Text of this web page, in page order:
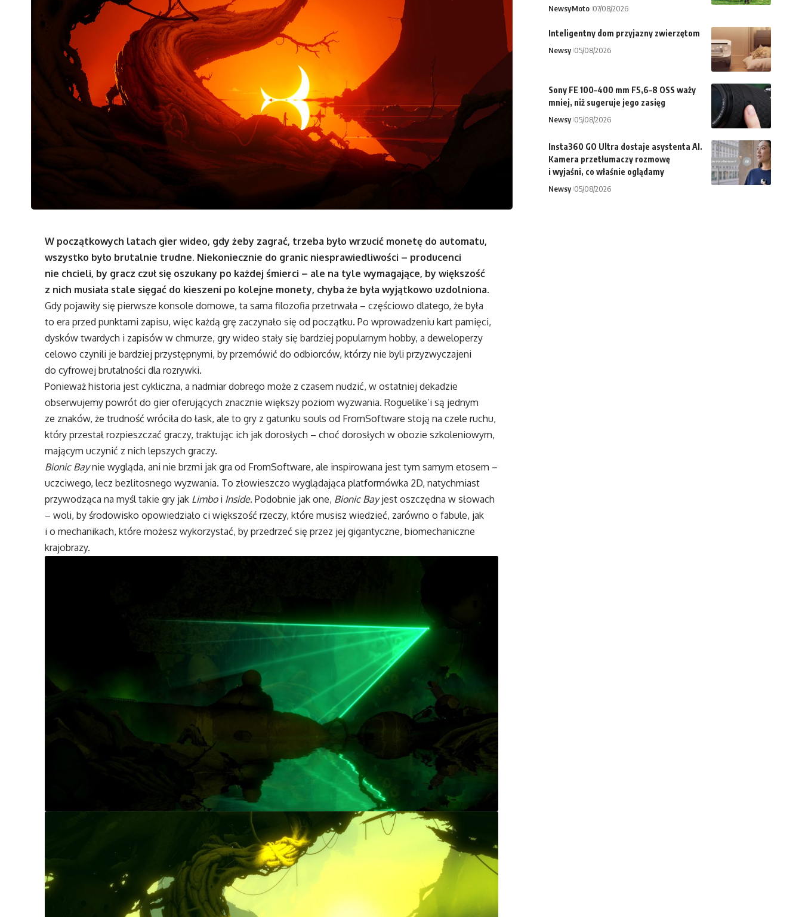
W początkowych latach gier wideo, gdy żeby zagrać, trzeba było wrzucić monetę do automatu,
wszystko było brutalnie trudne. Niekoniecznie do granic niesprawiedliwości – producenci
nie chcieli, by gracz czuł się oszukany po każdej śmierci – ale na tyle wymagające, by większość
z nich musiała stale sięgać do kieszeni po kolejne monety, chyba że była wyjątkowo uzdolniona.
Gdy pojawiły się pierwsze konsole domowe, ta sama filozofia przetrwała – częściowo dlatego, że była
to era przed punktami zapisu, więc każdą grę zaczynało się od początku. Po wprowadzeniu kart pamięci,
dysków twardych i zapisów w chmurze, gry wideo stały się bardziej popularnym hobby, a deweloperzy
celowo czynili je bardziej przystępnymi, by przemówić do odbiorców, którzy nie byli przyzwyczajeni
do cyfrowej brutalności dla rozrywki.
Ponieważ historia jest cykliczna, a nadmiar dobrego może z czasem nudzić, w ostatniej dekadzie
obserwujemy powrót do gier oferujących znacznie większy poziom wyzwania. Roguelike’i są jednym
ze znaków, że trudność wróciła do łask, ale to gry z gatunku souls od FromSoftware stoją na czele ruchu,
który przestał rozpieszczać graczy, traktując ich jak dorosłych – choć dorosłych w obozie szkoleniowym,
mającym uczynić z nich lepszych graczy.
Bionic Baynie wygląda, ani nie brzmi jak gra od FromSoftware, ale inspirowana jest tym samym etosem –
uczciwego, lecz bezlitosnego wyzwania. To złowieszczo wyglądająca platformówka 2D, natychmiast
przywodząca na myśl takie gry jak Limboi Inside. Podobnie jak one, Bionic Bayjest oszczędna w słowach
– woli, by środowisko opowiedziało ci większość rzeczy, które musisz wiedzieć, zarówno o fabule, jak
i o mechanikach, które możesz wykorzystać, by przedrzeć się przez jej gigantyczne, biomechaniczne
krajobrazy.
NewsyMoto 07/08/2026
Inteligentny dom przyjazny zwierzętom
Newsy 05/08/2026
Sony FE 100–400 mm F5,6–8 OSS waży
mniej, niż sugeruje jego zasięg
Newsy 05/08/2026
Insta360 GO Ultra dostaje asystenta AI.
Kamera przetłumaczy rozmowę
i wyjaśni, co właśnie oglądamy
Newsy 05/08/2026